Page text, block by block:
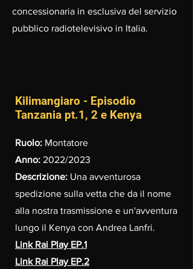
concessionaria in esclusiva del servizio
pubblico radiotelevisivo in Italia.
Kilimangiaro - Episodio
Tanzania pt.1, 2 e Kenya
Ruolo: Montatore
Anno: 2022/2023
Descrizione: Una avventurosa
spedizione sulla vetta che da il nome
alla nostra trasmissione e un'avventura
lungo il Kenya con Andrea Lanfri.
Link Rai Play EP.1
Link Rai Play EP.2